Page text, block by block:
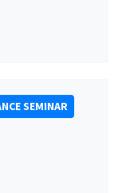
SEMINAR